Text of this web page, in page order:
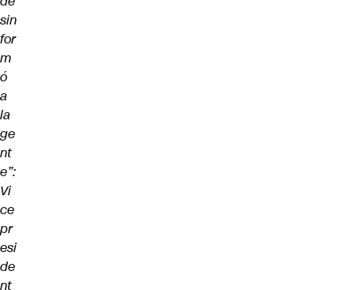
sin
for
m
ó
a
la
ge
nt
e”:
Vi
ce
pr
esi
de
nt